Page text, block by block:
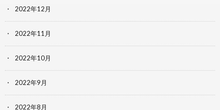
2022年12月
2022年11月
2022年10月
2022年9月
2022年8月